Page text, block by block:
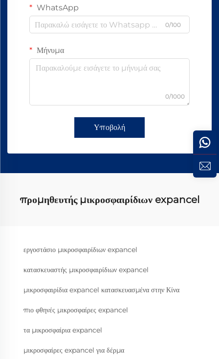
WhatsApp
0/100
Μήνυμα
0/1000
Υποβολή
προμηθευτής μικροσφαιρίδιων expancel
εργοστάσιο μικροσφαιρίδιων expancel
κατασκευαστής μικροσφαιρίδιων expancel
μικροσφαιρίδια expancel κατασκευασμένα στην Κίνα
πιο φθηνές μικροσφαίρες expancel
τα μικροσφαίρια expancel
μικροσφαίρες expancel για δέρμα